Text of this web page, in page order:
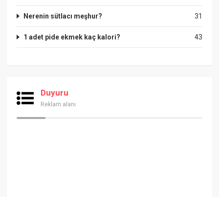
31
Nerenin sütlacı meşhur?
43
1 adet pide ekmek kaç kalori?
Duyuru
Reklam alanı